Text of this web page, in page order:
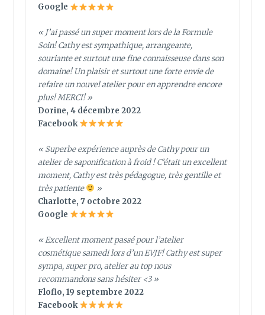
Google
« J’ai passé un super moment lors de la Formule
Soin! Cathy est sympathique, arrangeante,
souriante et surtout une fine connaisseuse dans son
domaine! Un plaisir et surtout une forte envie de
refaire un nouvel atelier pour en apprendre encore
plus! MERCI! »
Dorine, 4 décembre 2022
Facebook
« Superbe expérience auprès de Cathy pour un
atelier de saponification à froid ! C’était un excellent
moment, Cathy est très pédagogue, très gentille et
très patiente
»
Charlotte, 7 octobre 2022
Google
« Excellent moment passé pour l’atelier
cosmétique samedi lors d’un EVJF! Cathy est super
sympa, super pro, atelier au top nous
recommandons sans hésiter <3 »
Floflo, 19 septembre 2022
Facebook